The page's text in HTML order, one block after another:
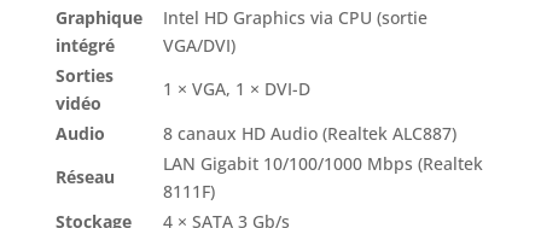
Graphique
intégré
Intel HD Graphics via CPU (sortie
VGA/DVI)
Sorties
vidéo
1 × VGA, 1 × DVI-D
Audio
8 canaux HD Audio (Realtek ALC887)
Réseau
LAN Gigabit 10/100/1000 Mbps (Realtek
8111F)
Stockage
4 × SATA 3 Gb/s